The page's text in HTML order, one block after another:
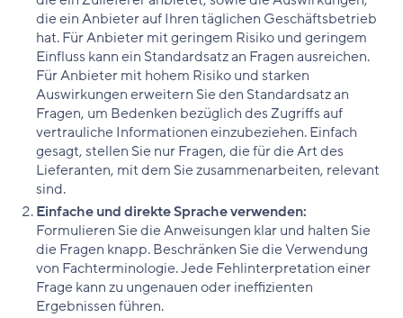
die ein Anbieter auf Ihren täglichen Geschäftsbetrieb
hat. Für Anbieter mit geringem Risiko und geringem
Einfluss kann ein Standardsatz an Fragen ausreichen.
Für Anbieter mit hohem Risiko und starken
Auswirkungen erweitern Sie den Standardsatz an
Fragen, um Bedenken bezüglich des Zugriffs auf
vertrauliche Informationen einzubeziehen. Einfach
gesagt, stellen Sie nur Fragen, die für die Art des
Lieferanten, mit dem Sie zusammenarbeiten, relevant
sind.
Einfache und direkte Sprache verwenden:
Formulieren Sie die Anweisungen klar und halten Sie
die Fragen knapp. Beschränken Sie die Verwendung
von Fachterminologie. Jede Fehlinterpretation einer
Frage kann zu ungenauen oder ineffizienten
Ergebnissen führen.